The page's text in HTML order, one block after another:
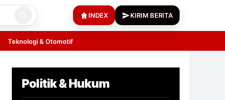
INDEX KIRIM BERITA
Teknologi & Otomotif
Politik & Hukum